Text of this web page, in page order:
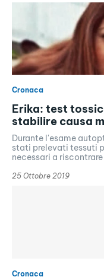
Cronaca
Erika: test
stabilire causa
Durante l'esame
stati prelevati tessuti
necessari a
25 Ottobre 2019
Cronaca